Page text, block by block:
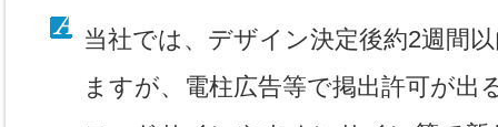
当社では、デザイン決定後約2週間
ますが、電柱広告等で掲出許可が出